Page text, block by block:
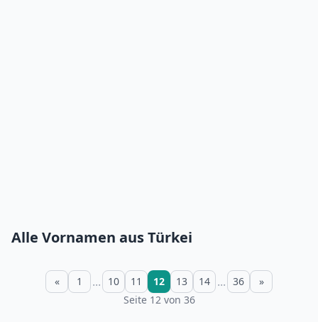
Alle Vornamen aus Türkei
« 1 ... 10 11 12 13 14 ... 36
»
Seite 12 von 36